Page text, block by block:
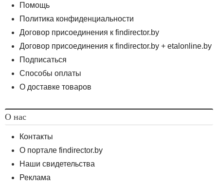
Помощь
Политика конфиденциальности
Договор присоединения к findirector.by
Договор присоединения к findirector.by + etalonline.by
Подписаться
Способы оплаты
О доставке товаров
О нас
Контакты
О портале findirector.by
Наши свидетельства
Реклама